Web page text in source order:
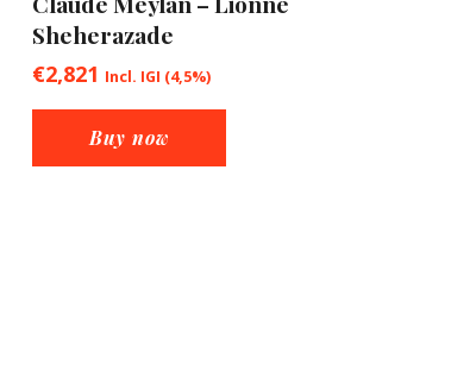
Sheherazade
€2,821 Incl. IGI (4,5%)
Buy now